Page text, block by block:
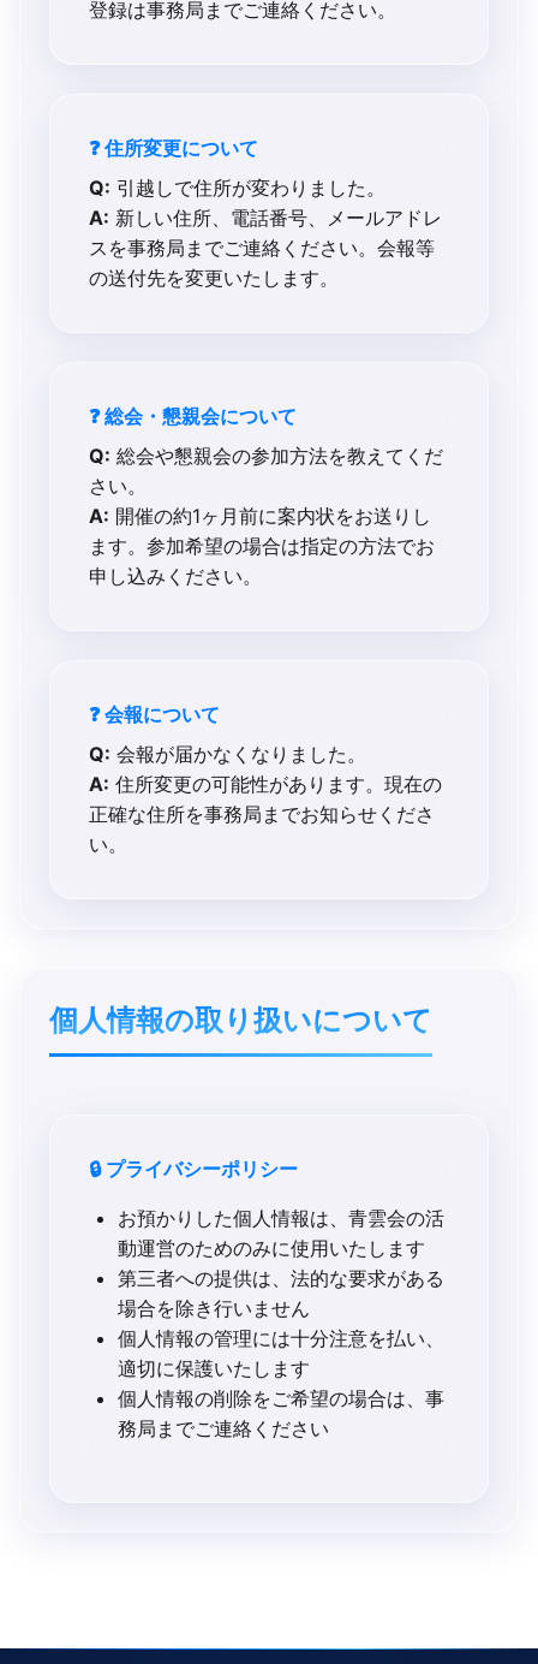
登録は事務局までご連絡ください。
❓ 住所変更について
Q: 引越しで住所が変わりました。
A: 新しい住所、電話番号、メールアドレ
スを事務局までご連絡ください。会報等
の送付先を変更いたします。
❓ 総会・懇親会について
Q: 総会や懇親会の参加方法を教えてくだ
さい。
A: 開催の約1ヶ月前に案内状をお送りし
ます。参加希望の場合は指定の方法でお
申し込みください。
❓ 会報について
Q: 会報が届かなくなりました。
A: 住所変更の可能性があります。現在の
正確な住所を事務局までお知らせくださ
い。
個人情報の​取り扱いに​ついて
🔒 プライバシーポリシー
お預かりした個人情報は、青雲会の活
動運営のためのみに使用いたします
第三者への提供は、法的な要求がある
場合を除き行いません
個人情報の管理には十分注意を払い、
適切に保護いたします
個人情報の削除をご希望の場合は、事
務局までご連絡ください